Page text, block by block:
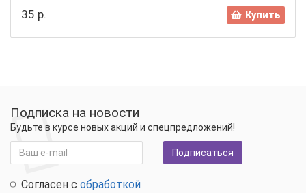
35 р. Купить
Подписка на новости
Будьте в курсе новых акций и спецпредложений!
Согласен с обработкой
Подписаться